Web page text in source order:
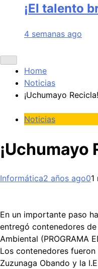
¡El talento
4 semanas ago
Home
Noticias
¡Uchumayo Recicla!
Noticias
¡Uchumayo
Informática2 años ago01
En un importante paso
entregó contenedores
Ambiental (PROGRAMA
Los contenedores
Zuzunaga Obando y la